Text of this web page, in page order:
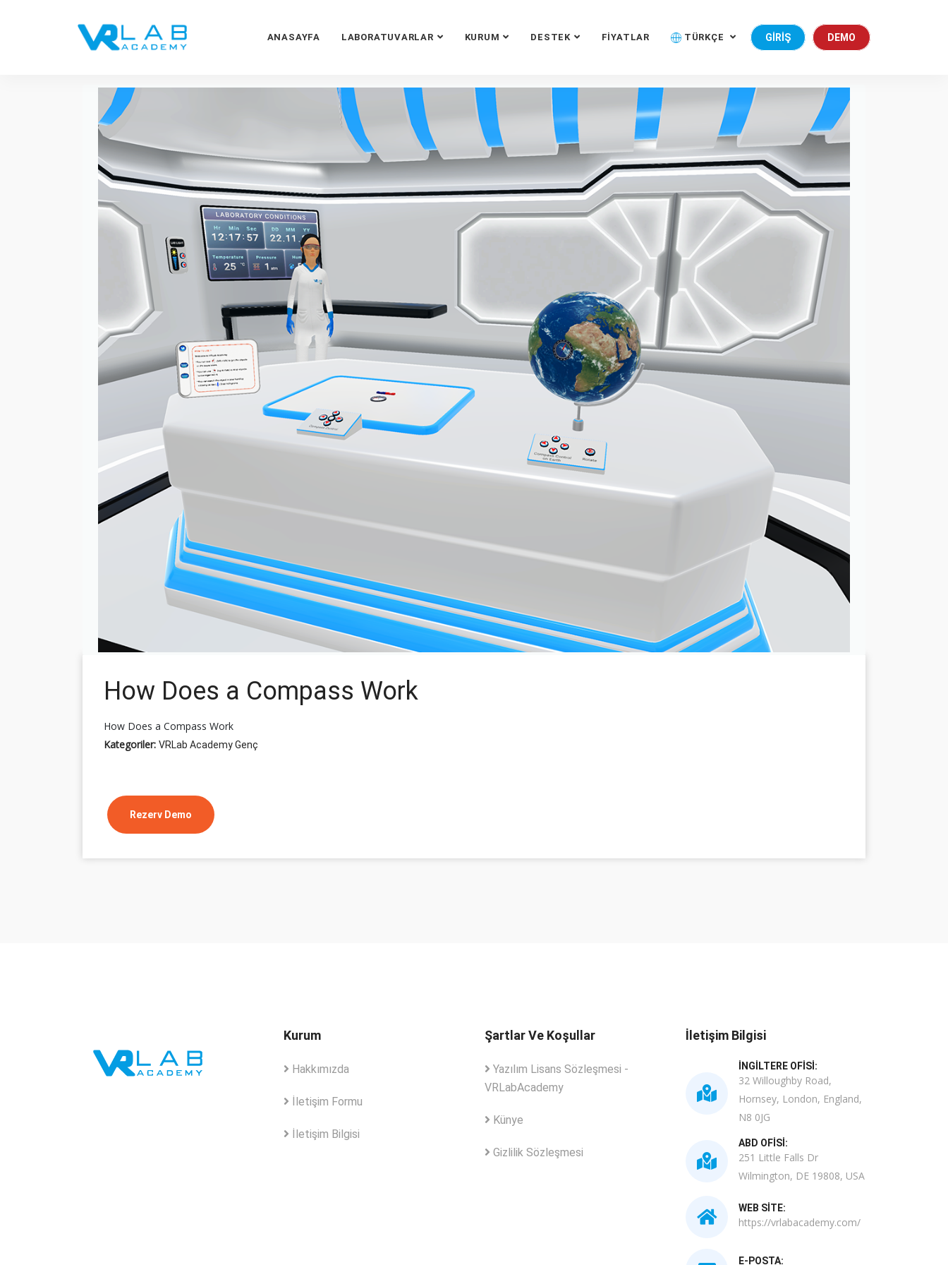
GIRIŞ DEMO
ANASAYFA LABORATUVARLAR KURUM DESTEK FIYATLAR TÜRKÇE
How Does a Compass Work
How Does a Compass Work
Kategoriler: VRLab Academy Genç
Rezerv Demo
Kurum
Hakkımızda
İletişim Formu
İletişim Bilgisi
Şartlar Ve Koşullar
Yazılım Lisans Sözleşmesi -
VRLabAcademy
Künye
Gizlilik Sözleşmesi
İletişim Bilgisi
İNGILTERE OFISI:
32 Willoughby Road,
Hornsey, London, England,
N8 0JG
ABD OFISI:
251 Little Falls Dr
Wilmington, DE 19808, USA
WEB SITE:
https://vrlabacademy.com/
E-POSTA: